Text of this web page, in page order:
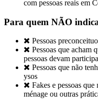
com pessoas reais em
Para quem NÃO
 Pessoas
 Pessoas que acham
pessoas devam
 Pessoas que não
ysos
 Fakes e pessoas
ménage ou outras